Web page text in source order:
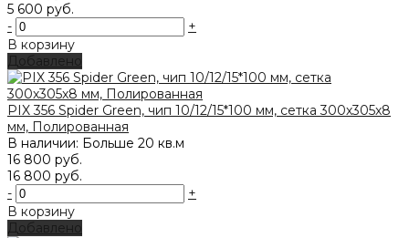
5 600 руб.
-
+
В корзину
Добавлено
PIX 356 Spider Green, чип 10/12/15*100 мм, сетка 300х305x8
мм, Полированная
В наличии: Больше 20 кв.м
16 800 руб.
16 800 руб.
-
+
В корзину
Добавлено